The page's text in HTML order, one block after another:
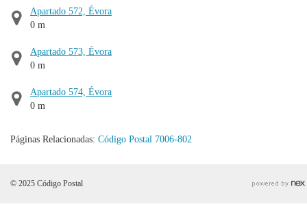
Apartado 572, Évora
0 m
Apartado 573, Évora
0 m
Apartado 574, Évora
0 m
Páginas Relacionadas: Código Postal 7006-802
© 2025 Código Postal